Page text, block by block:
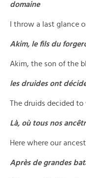
domaine
I throw a last glance
Akim, le fils du
Akim, the son of the
les druides ont
The druids decided
Là, où tous nos
Here where our
Après de grandes